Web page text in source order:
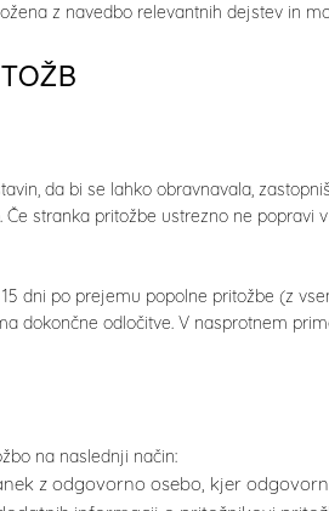
z navedbo relevantnih dejstev in
da bi se lahko obravnavala,
stranka pritožbe ustrezno ne popravi
dni po prejemu popolne pritožbe (z
dokončne odločitve. V nasprotnem
na naslednji način:
z odgovorno osebo, kjer